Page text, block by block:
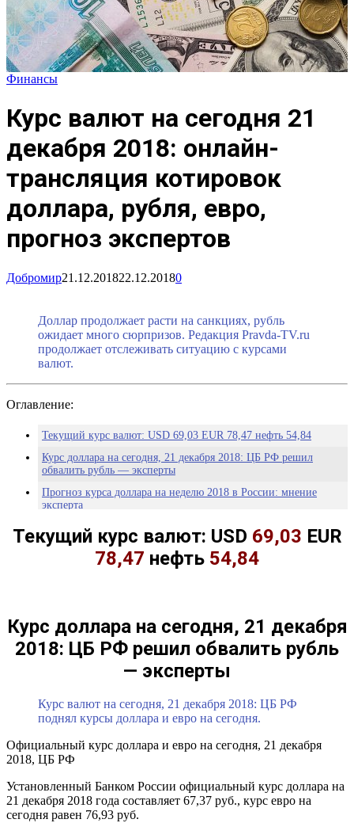
Финансы
Курс валют на сегодня 21
декабря 2018: онлайн-
трансляция котировок
доллара, рубля, евро,
прогноз экспертов
Добромир21.12.201822.12.20180
Доллар продолжает расти на санкциях, рубль
ожидает много сюрпризов. Редакция Pravda-TV.ru
продолжает отслеживать ситуацию с курсами
валют.
Оглавление:
Текущий курс валют: USD 69,03 EUR 78,47 нефть 54,84
Курс доллара на сегодня, 21 декабря 2018: ЦБ РФ решил
обвалить рубль — эксперты
Прогноз курса доллара на неделю 2018 в России: мнение
эксперта
Курс доллара перешел к фронтальному падению
Курс доллара заходит на жесткую посадку
Курс доллара стабилен к мировым валютам, а рынки ждут
77- 85 за доллар: Рубль готовится к обвалу
Лучшие прогнозисты назвали курс доллара в 2019 году
С 2019 года от россиян хотят «скрывать» курс валют
Текущий курс валют: USD 69,03 EUR
78,47 нефть 54,84
Курс доллара на сегодня, 21 декабря
2018: ЦБ РФ решил обвалить рубль
— эксперты
Курс валют на сегодня, 21 декабря 2018: ЦБ РФ
поднял курсы доллара и евро на сегодня.
Официальный курс доллара и евро на сегодня, 21 декабря
2018, ЦБ РФ
Установленный Банком России официальный курс доллара на
21 декабря 2018 года составляет 67,37 руб., курс евро на
сегодня равен 76,93 руб.